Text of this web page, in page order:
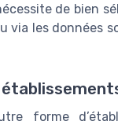
de bien
via les données
forme